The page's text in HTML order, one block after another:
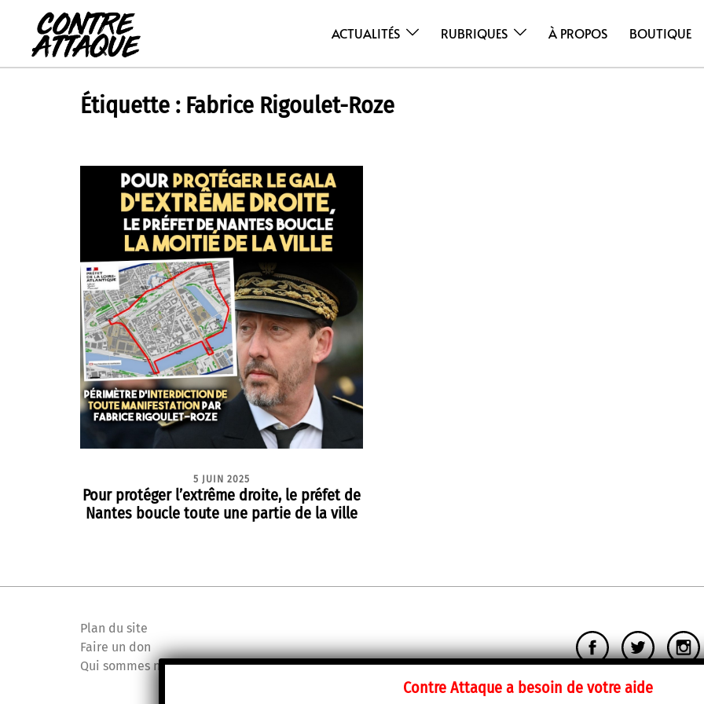
contenu
ACTUALITÉS RUBRIQUES À PROPOS BOUTIQUE
Étiquette : Fabrice Rigoulet-Roze
5 JUIN 2025
Pour protéger l’extrême droite, le préfet de
Nantes boucle toute une partie de la ville
Plan du site
Faire un don
Qui sommes nous ?
Contre Attaque a besoin de votre aide